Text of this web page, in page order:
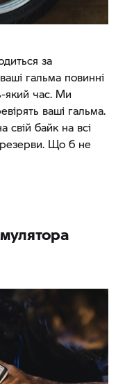
за
гальма повинні
який час. Ми
ваші гальма.
свій байк на всі
резерви. Що б не